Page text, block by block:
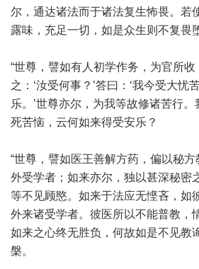
尔，通达诸法而于诸法复生怖畏。若
露味，充足一切，如是众生则不复畏
“世尊，譬如有人初学作务，为官所
之：‘汝受何事？’答曰：‘我今受大忧
乐。’世尊亦尔，为我等故修诸苦行
死苦恼，云何如来得受安乐？
“世尊，譬如医王善解方药，偏以秘
外受学者；如来亦尔，独以甚深秘密
等不见顾愍。如来于法应无悭吝，如
外来诸受学者。彼医所以不能普教，
如来之心终无胜负，何故如是不见教
槃。